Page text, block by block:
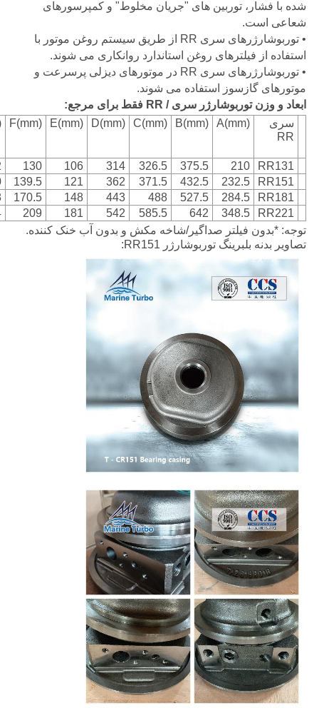
شده با فشار، توربین های "جریان مخلوط" و کمپرسورهای
شعاعی است.
• توربوشارژرهای سری RR از طریق سیستم روغن موتور با
استفاده از فیلترهای روغن استاندارد روانکاری می شوند.
• توربوشارژرهای سری RR در موتورهای دیزلی پرسرعت و
موتورهای گازسوز استفاده می شوند.
ابعاد و وزن توربوشارژر سری / RR فقط برای مرجع:
سری
RR
A(mm)
B(mm)
C(mm)
D(mm)
E(mm)
F(mm)
RR131
210
375.5
326.5
314
106
130
RR151
232.5
432.5
371.5
362
121
139.5
RR181
284.5
527.5
488
443
148
170.5
RR221
348.5
642
585.5
542
181
209
توجه: *بدون فیلتر صداگیر/شاخه مکش و بدون آب خنک کننده.
تصاویر بدنه بلبرینگ توربوشارژر RR151: